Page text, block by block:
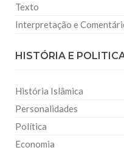
Texto
Interpretação e
HISTÓRIA E
História Islâmica
Personalidades
Política
Economia